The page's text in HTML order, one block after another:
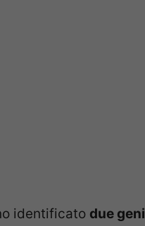
identificato due geni